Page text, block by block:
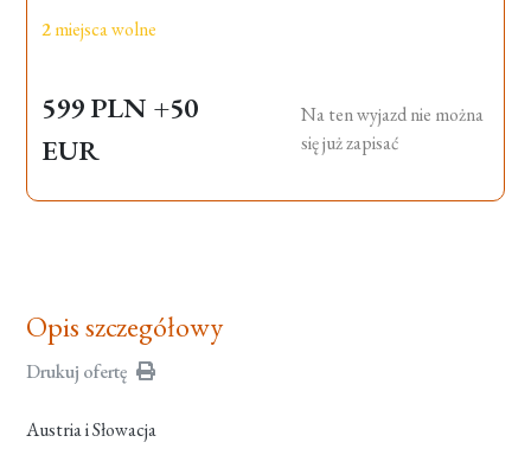
2miejsca wolne
599 PLN +50
EUR
Na ten wyjazd nie można
się już zapisać
Opis szczegółowy
Drukuj ofertę
Austria i Słowacja